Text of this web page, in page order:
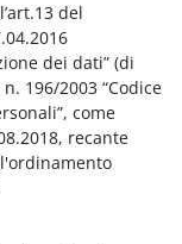
del
dei dati” (di
196/2003 “Codice
come
recante